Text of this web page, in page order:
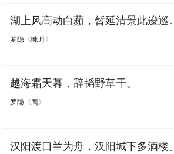
湖上风高动白蘋，暂延清景此逡巡。
罗隐《咏月 》
越海霜天暮，辞韬野草干。
罗隐《鹰》
汉阳渡口兰为舟，汉阳城下多酒楼。